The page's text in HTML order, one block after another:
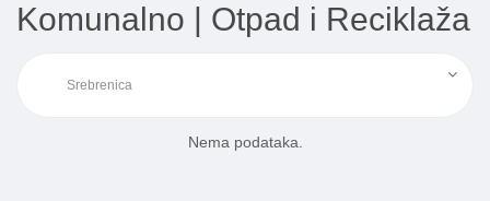
Komunalno | Otpad i Reciklaža
Nema podataka.